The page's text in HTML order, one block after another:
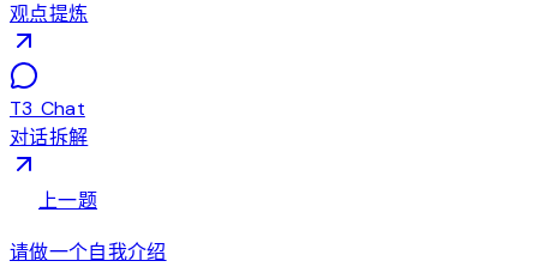
观点提炼
T3 Chat
对话拆解
上一题
请做一个自我介绍